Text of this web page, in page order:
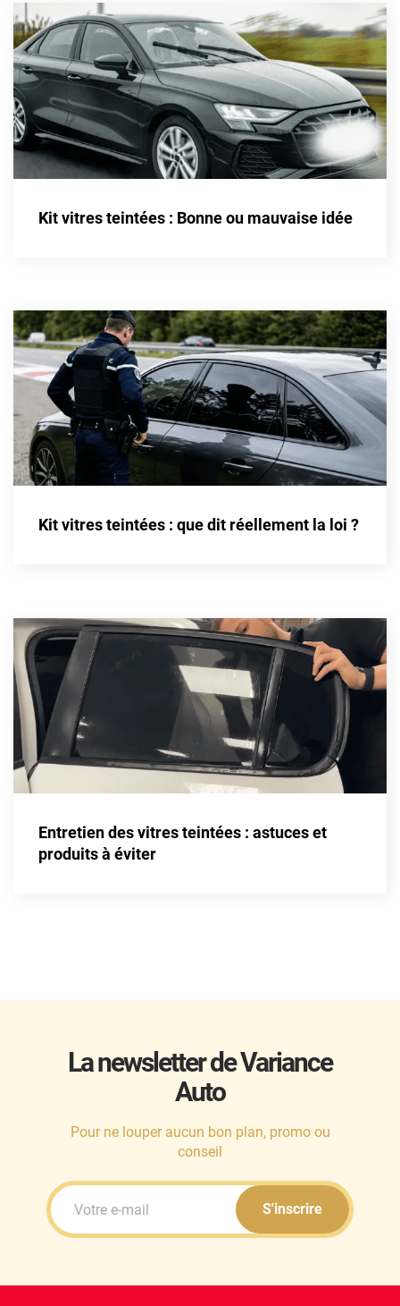
Jeep
Jetour
Kandi
Karma
Kia
Lancia
Land Rover
Ldv
Lexus
Ligier
Maserati
Maybach
Mazda
McLaren
MG
Plymouth
Polestar
Kit vitres teintées : Bonne ou mauvaise idée
Kit vitres teintées : que dit réellement la loi ?
Entretien des vitres teintées : astuces et
produits à éviter
La newsletter de Variance
Auto
Pour ne louper aucun bon plan, promo ou
conseil
S'inscrire